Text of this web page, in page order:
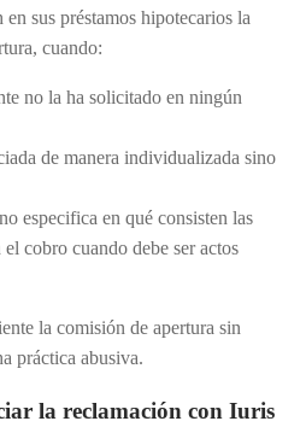
sus préstamos hipotecarios la
cuando:
no la ha solicitado en ningún
de manera individualizada sino
especifica en qué consisten las
el cobro cuando debe ser actos
la comisión de apertura sin
práctica abusiva.
la reclamación con Iuris